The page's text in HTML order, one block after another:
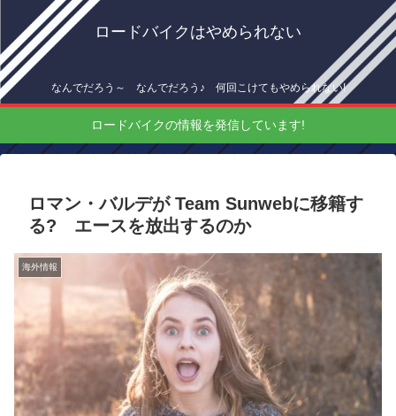
ロードバイクはやめられない
なんでだろう～ なんでだろう♪ 何回こけてもやめられない!
ロードバイクの情報を発信しています!
ロマン・バルデが Team Sunwebに移籍す
る? エースを放出するのか
海外情報